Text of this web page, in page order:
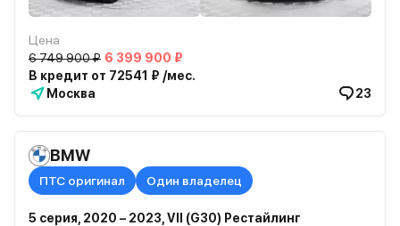
Цена
6 749 900 ₽ 6 399 900 ₽
В кредит от 72541 ₽ /мес.
Москва
23
BMW
ПТС оригинал Один владелец
5 серия, 2020 – 2023, VII (G30) Рестайлинг